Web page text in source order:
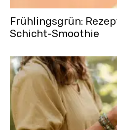
Frühlingsgrün:
Schicht-Smoothie